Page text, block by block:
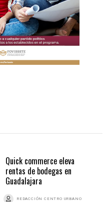
Quick commerce eleva
rentas de bodegas en
Guadalajara
REDACCIÓN CENTRO URBANO